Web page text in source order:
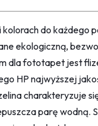
do każdego
ekologiczną,
dla fototapet jest
HP najwyższej
charakteryzuje
parę wodną.